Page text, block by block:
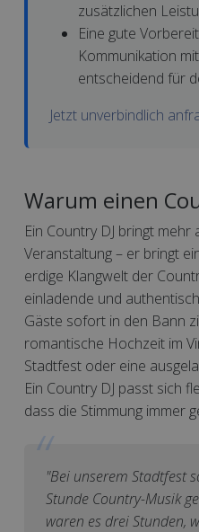
zusätzlichen
Eine gute
Kommunikation
entscheidend für
Jetzt unverbindlich
Warum einen
Ein Country DJ bringt
Veranstaltung – er bringt
erdige Klangwelt der
einladende und
Gäste sofort in den Bann
romantische Hochzeit im
Stadtfest oder eine
Ein Country DJ passt sich
dass die Stimmung immer
"Bei unserem Stadtfest
Stunde Country-Musik
waren es drei Stunden,